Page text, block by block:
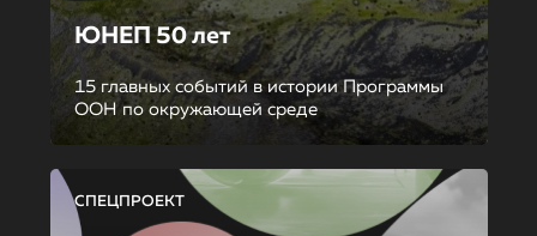
ЮНЕП 50 лет
15 главных событий в истории Программы
ООН по окружающей среде
СПЕЦПРОЕКТ